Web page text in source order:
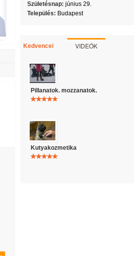
Születésnap: június 29.
Település: Budapest
Kedvencei VIDEÓK
Pillanatok. mozzanatok.
Kutyakozmetika